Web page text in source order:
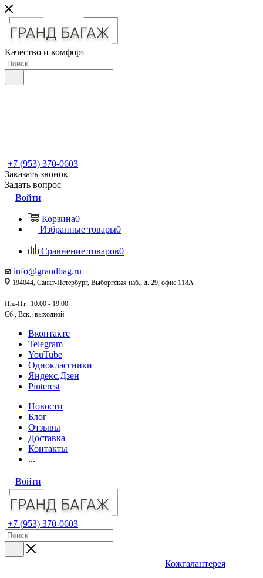
Качество и комфорт
+7 (953) 370-0603
Заказать звонок
Задать вопрос
Войти
Корзина0
Избранные товары0
Сравнение товаров0
info@grandbag.ru
194044, Санкт-Петербург, Выборгская наб., д. 29, офис 118А
Пн.-Пт.: 10:00 - 19:00
Сб., Вск.: выходной
Вконтакте
Telegram
YouTube
Одноклассники
Яндекс.Дзен
Pinterest
Новости
Блог
Отзывы
Доставка
Контакты
...
Войти
+7 (953) 370-0603
Кожгалантерея